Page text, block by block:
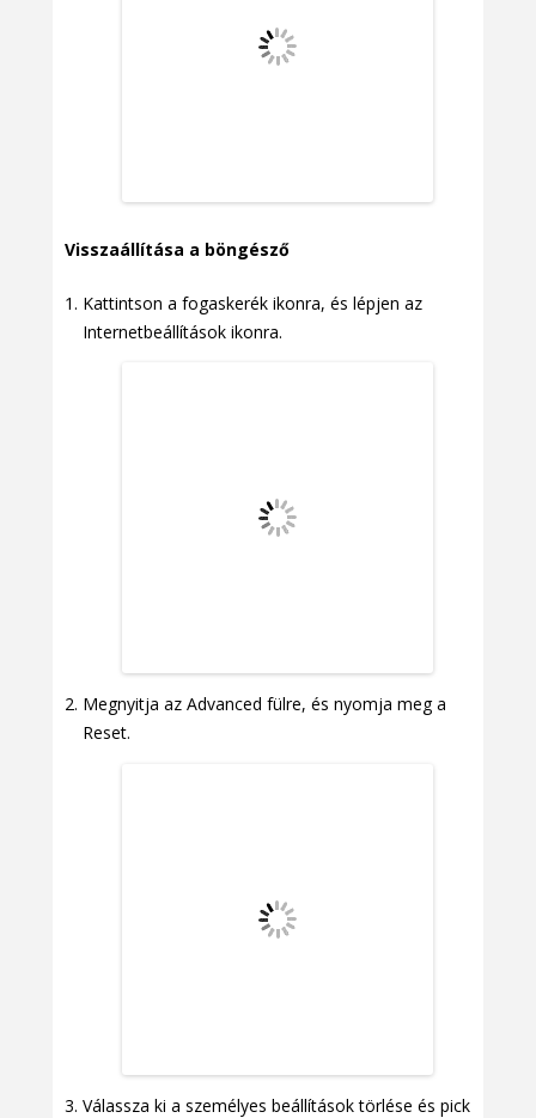
Visszaállítása a böngésző
Kattintson a fogaskerék ikonra, és lépjen az
Internetbeállítások ikonra.
Megnyitja az Advanced fülre, és nyomja meg a
Reset.
Válassza ki a személyes beállítások törlése és pick